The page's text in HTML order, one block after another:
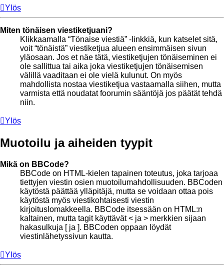
Ylös
Miten tönäisen viestiketjuani?
Klikkaamalla “Tönaise viestiä” -linkkiä, kun katselet sitä,
voit “tönäistä” viestiketjua alueen ensimmäisen sivun
yläosaan. Jos et näe tätä, viestiketjujen tönäiseminen ei
ole sallittua tai aika joka viestiketjujen tönäisemisen
välillä vaaditaan ei ole vielä kulunut. On myös
mahdollista nostaa viestiketjua vastaamalla siihen, mutta
varmista että noudatat foorumin sääntöjä jos päätät tehdä
niin.
Ylös
Muotoilu ja aiheiden tyypit
Mikä on BBCode?
BBCode on HTML-kielen tapainen toteutus, joka tarjoaa
tiettyjen viestin osien muotoilumahdollisuuden. BBCoden
käytöstä päättää ylläpitäjä, mutta se voidaan ottaa pois
käytöstä myös viestikohtaisesti viestin
kirjoituslomakkeella. BBCode itsessään on HTML:n
kaltainen, mutta tagit käyttävät < ja > merkkien sijaan
hakasulkuja [ ja ]. BBCoden oppaan löydät
viestinlähetyssivun kautta.
Ylös